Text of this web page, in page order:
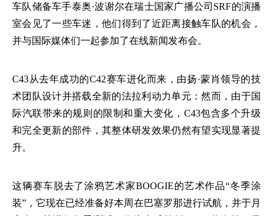
车队储备车手泰奥·波谢尔在瑞士国家广播公司 SRF的演播
室会见了一些车迷，他们得到了近距离接触车队的机会，
并与国际媒体们一起参加了在线新闻发布会。
C43从去年成功的C42赛车进化而来，由扬·蒙肖领导的技
术团队设计并搭载全新的法拉利动力单元：然而，由于国
际汽联带来的规则的限制和重大变化，C43包含多个升级
和完全更新的部件，其整体研发效果仍然有望实现显著提
升。
这辆赛车脱去了涂鸦艺术家BOOGIE的艺术作品“冬季涂
装”，它现在已经准备好本周在巴塞罗那进行试航，并于月